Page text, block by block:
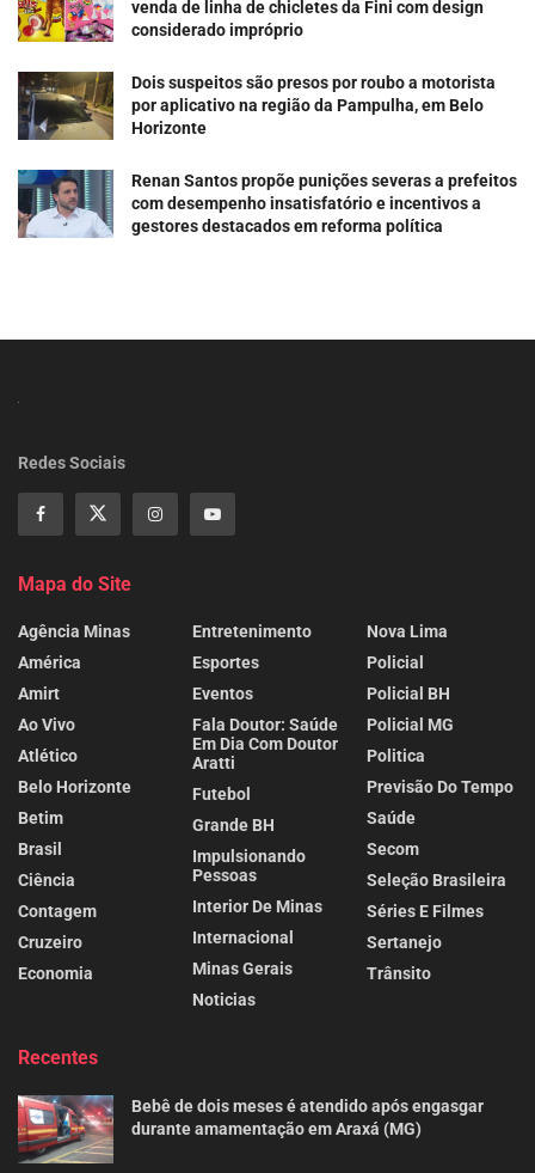
venda de linha de chicletes da Fini com design
considerado impróprio
Dois suspeitos são presos por roubo a motorista
por aplicativo na região da Pampulha, em Belo
Horizonte
Renan Santos propõe punições severas a prefeitos
com desempenho insatisfatório e incentivos a
gestores destacados em reforma política
Redes Sociais
Mapa do Site
Agência Minas
América
Amirt
Ao Vivo
Atlético
Belo Horizonte
Betim
Brasil
Ciência
Contagem
Cruzeiro
Economia
Entretenimento
Esportes
Eventos
Fala Doutor: Saúde
Em Dia Com Doutor
Aratti
Futebol
Grande BH
Impulsionando
Pessoas
Interior De Minas
Internacional
Minas Gerais
Noticias
Nova Lima
Policial
Policial BH
Policial MG
Politica
Previsão Do Tempo
Saúde
Secom
Seleção Brasileira
Séries E Filmes
Sertanejo
Trânsito
Recentes
Bebê de dois meses é atendido após engasgar
durante amamentação em Araxá (MG)